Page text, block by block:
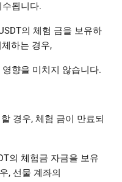
됩니다.
의 체험 금을 보유하
하는 경우,
향을 미치지 않습니다.
경우, 체험 금이 만료되
의 체험금 자금을 보유
, 선물 계좌의